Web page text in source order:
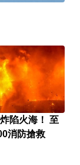
陷火海！ 至
消防搶救